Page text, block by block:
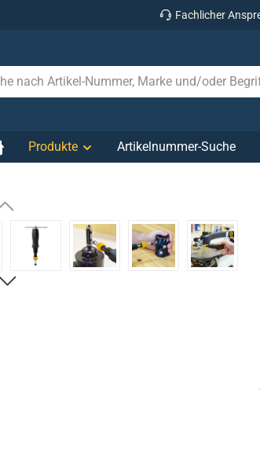
Fachlicher
Produkte Artikelnummer-Suche